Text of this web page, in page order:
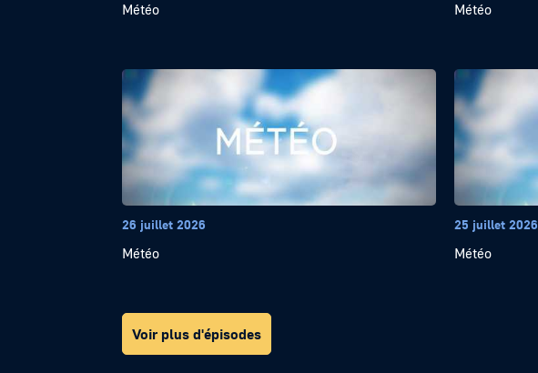
Météo Météo
26 juillet 2026
Météo
25 juillet 2026
Météo
Voir plus d'épisodes